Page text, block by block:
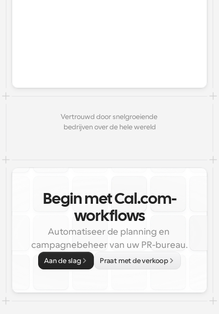
Vertrouwd door snelgroeiende
bedrijven over de hele wereld
Begin met Cal.com-
workflows
Automatiseer de planning en
campagnebeheer van uw PR-bureau.
Aan de slag Praat met de verkoop